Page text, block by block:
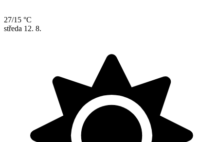
27/15 °C
středa 12. 8.